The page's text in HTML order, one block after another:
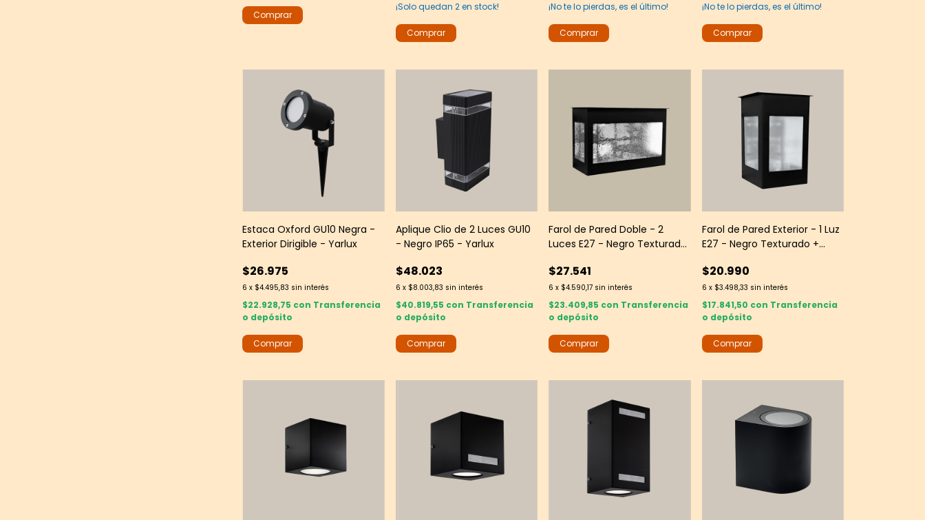
¡Solo quedan 2en stock!
¡No te lo pierdas, es el último!
¡No te lo pierdas, es el último!
Estaca Oxford GU10 Negra -
Exterior Dirigible - Yarlux
$26.975
6 x $4.495,83 sin interés
$22.928,75 con Transferencia
o depósito
Aplique Clio de 2 Luces GU10
- Negro IP65 - Yarlux
$48.023
6 x $8.003,83 sin interés
$40.819,55 con Transferencia
o depósito
Farol de Pared Doble - 2
Luces E27 - Negro Texturado
$27.541
6 x $4.590,17 sin interés
$23.409,85 con Transferencia
o depósito
Farol de Pared Exterior - 1 Luz
E27 - Negro Texturado +
$20.990
6 x $3.498,33 sin interés
$17.841,50 con Transferencia
o depósito